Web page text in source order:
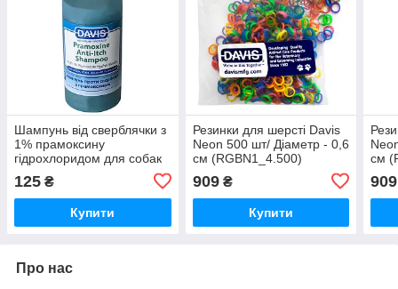
Шампунь від сверблячки з
1% прамоксину
гідрохлоридом для собак
та котів Davis Pramoxine
Anti-Itch Shampoo
(PSHR50)
125 ₴
Купити
Резинки для шерсті Davis
Neon 500 шт/ Діаметр - 0,6
см (RGBN1_4.500)
909₴
Купити
см
909
Про нас